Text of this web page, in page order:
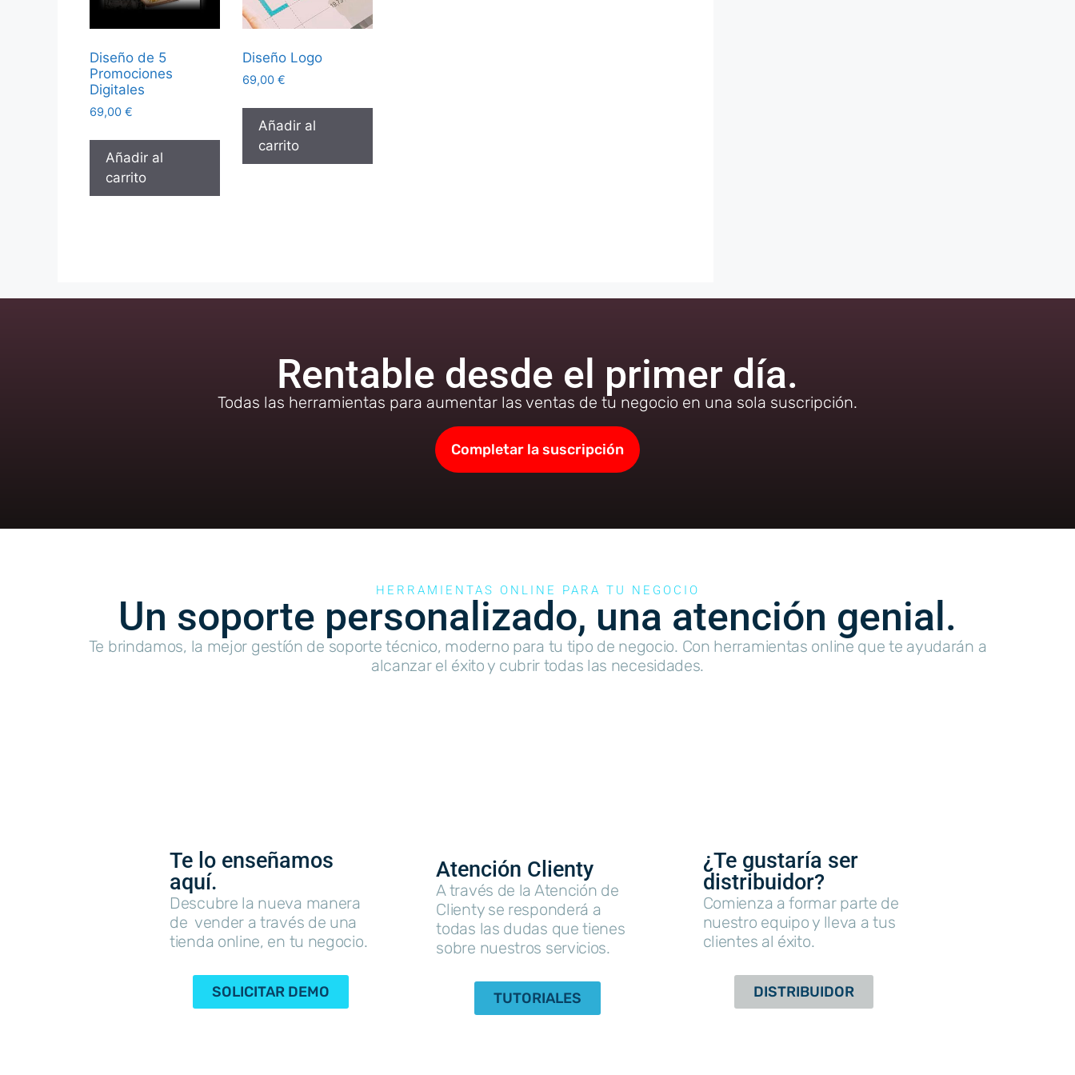
Diseño de 5
Promociones
Digitales
69,00 €
Añadir al
carrito
Diseño Logo
69,00€
Añadir al
carrito
Rentable desde el primer día.
Todas las herramientas para aumentar las ventas de tu negocio en una sola suscripción.
Completar la suscripción
HERRAMIENTAS ONLINE PARA TU NEGOCIO
Un soporte personalizado, una atención genial.
Te brindamos, la mejor gestíón de soporte técnico, moderno para tu tipo de negocio. Con herramientas online que te ayudarán a
alcanzar el éxito y cubrir todas las necesidades.
Te lo enseñamos
aquí.
Descubre la nueva manera
de vender a través de una
tienda online, en tu negocio.
SOLICITAR DEMO
Atención Clienty
A través de la Atención de
Clienty se responderá a
todas las dudas que tienes
sobre nuestros servicios.
TUTORIALES
¿Te gustaría ser
distribuidor?
Comienza a formar parte de
nuestro equipo y lleva a tus
clientes al éxito.
DISTRIBUIDOR